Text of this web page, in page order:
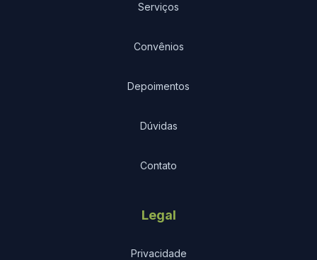
Serviços
Convênios
Depoimentos
Dúvidas
Contato
Legal
Privacidade